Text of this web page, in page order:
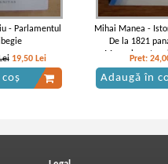
- Parlamentul
19,50 Lei
Mihai Manea -
De la 1821
Manual pentru
Pret:
Adaugă în